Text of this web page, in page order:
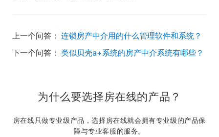
上一个问答： 连锁房产中介用的什么管理软件和系统？
下一个问答： 类似贝壳a+系统的房产中介系统有哪些？
为什么要选择房在线的产品？
房在线只做专业级产品，选择房在线就会拥有专业级的产品保
障与专业客服的服务。